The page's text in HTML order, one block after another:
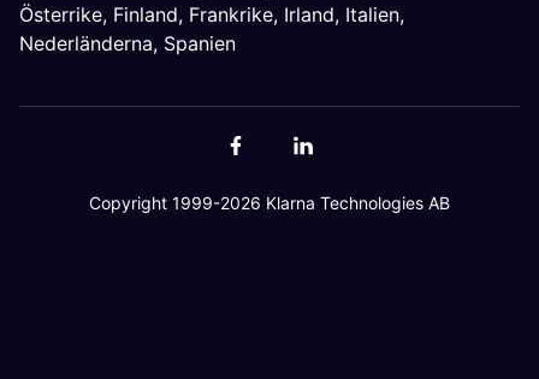
Österrike, Finland, Frankrike, Irland, Italien,
Nederländerna, Spanien
Copyright 1999-2026 Klarna Technologies AB